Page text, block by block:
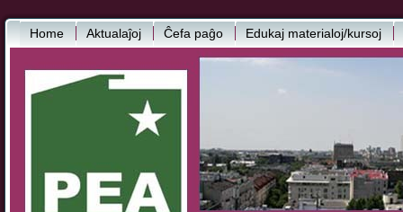
Home Aktualaĵoj Ĉefa paĝo Edukaj materialoj/kursoj